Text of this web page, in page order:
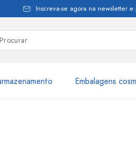
Inscreva-se agora na newsletter
Embalagens